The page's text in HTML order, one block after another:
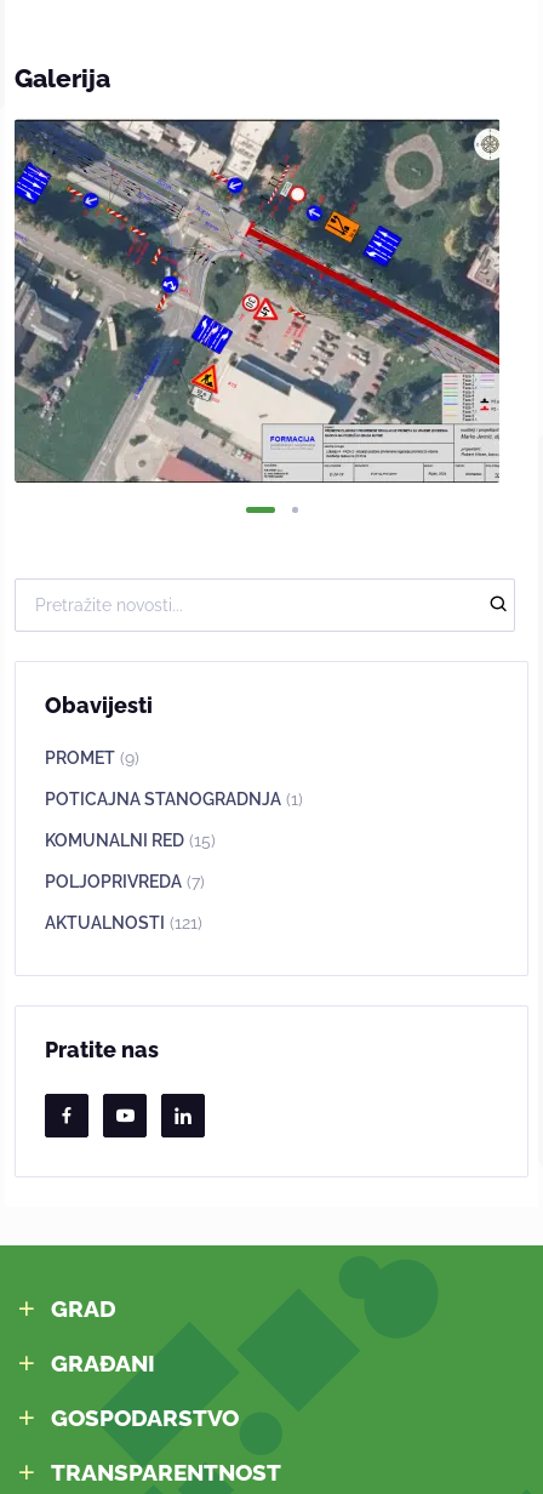
Galerija
Obavijesti
PROMET (9)
POTICAJNA STANOGRADNJA (1)
KOMUNALNI RED (15)
POLJOPRIVREDA (7)
AKTUALNOSTI (121)
Pratite nas
GRAD
GRAĐANI
GOSPODARSTVO
TRANSPARENTNOST